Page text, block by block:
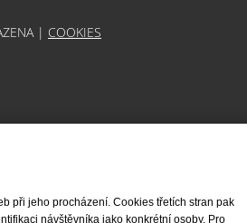
| COOKIES
při jeho procházení. Cookies třetích stran pak
návštěvníka jako konkrétní osoby. Pro